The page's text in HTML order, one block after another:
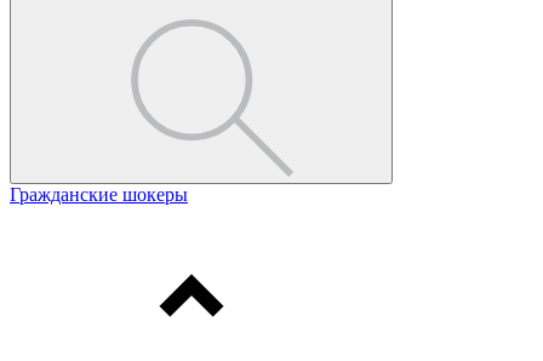
Гражданские шокеры